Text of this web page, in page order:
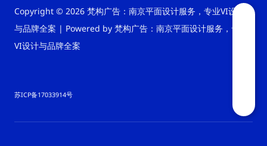
Copyright © 2026 梵构广告：南京平面设计服务，专业VI设计
与品牌全案 | Powered by 梵构广告：南京平面设计服务，专业
VI设计与品牌全案
苏ICP备17033914号